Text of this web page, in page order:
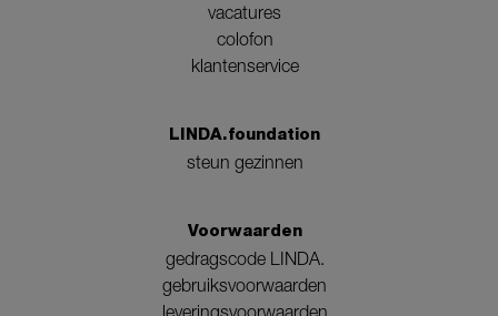
vacatures
colofon
klantenservice
LINDA.foundation
steun gezinnen
Voorwaarden
gedragscode LINDA.
gebruiksvoorwaarden
leveringsvoorwaarden